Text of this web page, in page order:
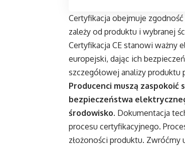
Certyfikacja obejmuje
zależy od produktu i wybranej
Certyfikacja CE stanowi ważny
europejski, dając ich
szczegółowej analizy
Producenci muszą
bezpieczeństwa
środowisko. Dokumentacja
procesu certyfikacyjnego.
złożoności produktu.